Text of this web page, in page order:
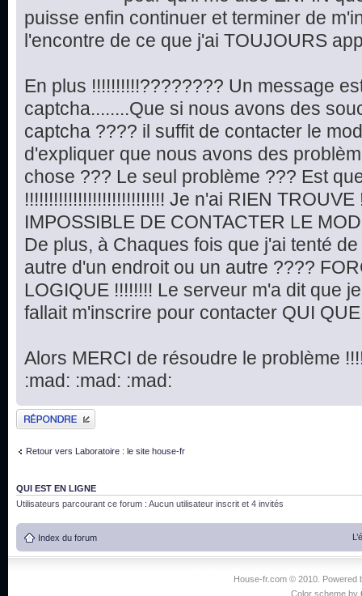
puisse enfin continuer et terminer de
l'encontre de ce que j'ai TOUJOURS
En plus !!!!!!!!!!???????? Un message
captcha........Que si nous avons des
captcha ???? il suffit de contacter le
d'expliquer que nous avons des
chose ??? Le seul problème ??? Est
!!!!!!!!!!!!!!!!!!!!!!!!!!!!! Je n'ai RIEN TROUVE
IMPOSSIBLE DE CONTACTER LE
De plus, à Chaques fois que j'ai tenté
autre d'un endroit ou un autre ????
LOGIQUE !!!!!!!! Le serveur m'a dit que
fallait m'inscrire pour contacter QUI
Alors MERCI de résoudre le problème
:mad: :mad: :mad:
Publier une réponse
Retour vers Laboratoire : le site house-fr
QUI EST EN LIGNE
Utilisateurs parcourant ce forum : Aucun utilisateur inscrit et 4 invités
Index du forum
House-fr.com © 2010. Powered
Color scheme by